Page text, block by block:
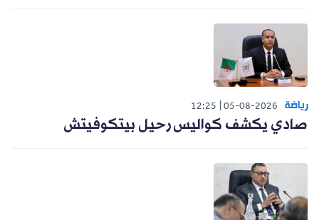
رياضة 05-08-2026
12:25
صادي يكشف كواليس رحيل بيتكوفيتش